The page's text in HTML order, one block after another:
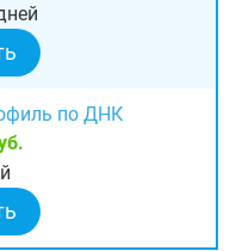
по ДНК